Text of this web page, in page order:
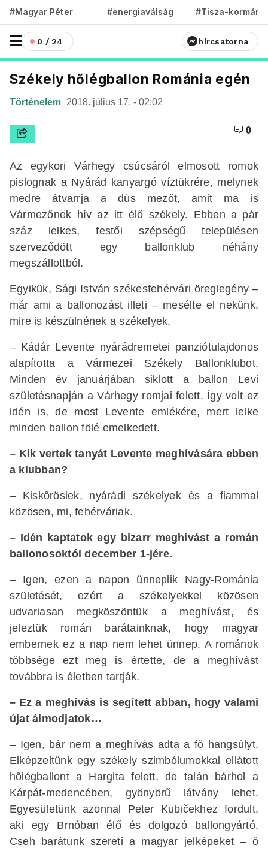
#Magyar Péter #energiaválság #Tisza-kormány
0 / 24 hírcsatorna
Székely hőlégballon Románia egén
Történelem 2018. július 17. - 02:02
0
Az egykori Várhegy csúcsáról elmosott romok
pislognak a Nyárád kanyargó víztükrére, melynek
medre átvarrja a dús mezőt, amit ma is
Vármezőnek hív az itt élő székely. Ebben a pár
száz lelkes, festői szépségű településen
szerveződött egy ballonklub néhány
megszállottból.
Egyikük, Sági István székesfehérvári öreglegény –
már ami a ballonozást illeti – mesélte el nekünk,
mire is készülnének a székelyek.
– Kádár Levente nyárádremetei panziótulajdonos
alapította a Vármezei Székely Ballonklubot.
Minden év januárjában siklott a ballon Levi
születésnapján a Várhegy romjai felett. Így volt ez
idén is, de most Levente emlékére, mert lelke
minden ballon fölé emelkedett.
– Kik vertek tanyát Levente meghívására ebben
a klubban?
– Kiskőrösiek, nyárádi székelyek és a ﬁammal
közösen, mi, fehérváriak.
– Idén kaptatok egy bizarr meghívást a román
ballonosoktól december 1-jére.
– Igen, ezen a napon ünneplik Nagy-Románia
születését, ezért a székelyekkel közösen
udvariasan megköszöntük a meghívást, és
jeleztük román barátainknak, hogy magyar
embernek ez a nap nem lehet ünnep. A románok
többsége ezt meg is értette, de a meghívást
továbbra is életben tartják.
– Ez a meghívás is segített abban, hogy valami
újat álmodjatok…
– Igen, bár nem a meghívás adta a fő hangsúlyt.
Elképzeltünk egy székely szimbólumokkal ellátott
hőlégballont a Hargita felett, de talán bárhol a
Kárpát-medencében, gyönyörű látvány lehet.
Egyesületünk azonnal Peter Kubičekhez fordult,
aki egy Brnóban élő és dolgozó ballongyártó.
Cseh barátunk szereti a magyar jelképeket – ő